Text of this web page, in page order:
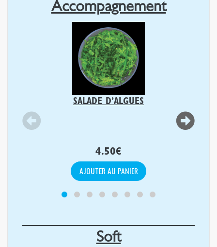
Accompagnement
SALADE D’ALGUES
4.50€
AJOUTER AU PANIER
Soft